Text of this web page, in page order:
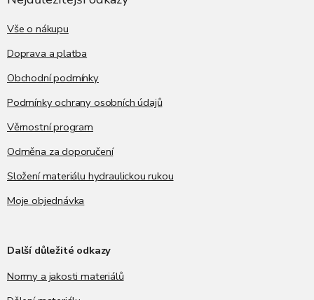
Vše o nákupu
Doprava a platba
Obchodní podmínky
Podmínky ochrany osobních údajů
Věrnostní program
Odměna za doporučení
Složení materiálu hydraulickou rukou
Moje objednávka
Další důležité odkazy
Normy a jakosti materiálů